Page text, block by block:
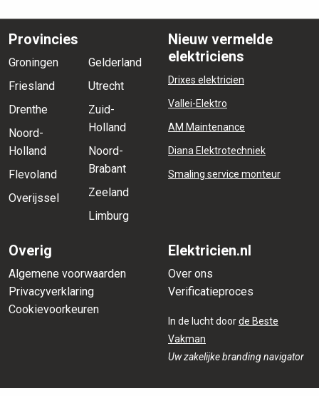
Provincies
Groningen
Friesland
Drenthe
Noord-
Holland
Flevoland
Overijssel
Gelderland
Utrecht
Zuid-
Holland
Noord-
Brabant
Zeeland
Limburg
Nieuw vermelde
elektriciens
Drixes elektricien
Vallei-Elektro
AM Maintenance
Diana Elektrotechniek
Smaling service monteur
Overig
Algemene voorwaarden
Privacyverklaring
Cookievoorkeuren
Elektricien.nl
Over ons
Verificatieproces
In de lucht doorde Beste
Vakman
Uw zakelijke branding navigator